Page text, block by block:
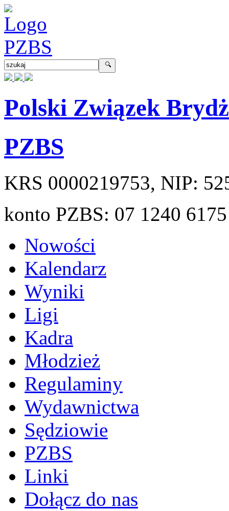
Polski Związek
PZBS
KRS 0000219753, NIP:
konto PZBS: 07 1240
Nowości
Kalendarz
Wyniki
Ligi
Kadra
Młodzież
Regulaminy
Wydawnictwa
Sędziowie
PZBS
Linki
Dołącz do nas